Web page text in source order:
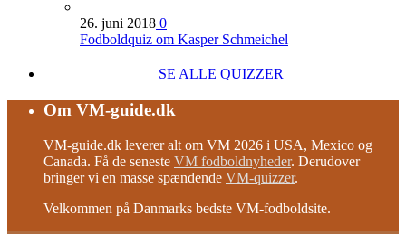
26. juni 2018 0
Fodboldquiz om Kasper Schmeichel
SE ALLE QUIZZER
Om VM-guide.dk
VM-guide.dk leverer alt om VM 2026 i USA, Mexico og
Canada. Få de seneste VM fodboldnyheder. Derudover
bringer vi en masse spændende VM-quizzer.
Velkommen på Danmarks bedste VM-fodboldsite.